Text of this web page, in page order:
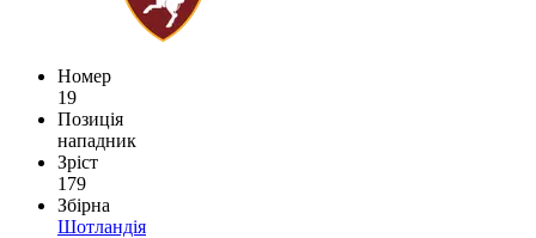
Номер
19
Позиція
нападник
Зріст
179
Збірна
Шотландія